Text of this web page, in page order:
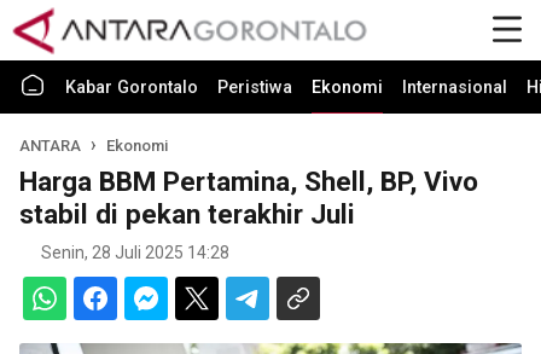
Kabar Gorontalo Peristiwa Ekonomi Internasional
ANTARA Ekonomi
Harga BBM Pertamina, Shell, BP, Vivo
stabil di pekan terakhir Juli
Senin, 28 Juli 2025 14:28